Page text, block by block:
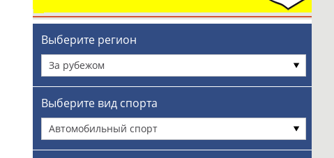
Выберите регион
За рубежом
Выберите вид спорта
Автомобильный спорт